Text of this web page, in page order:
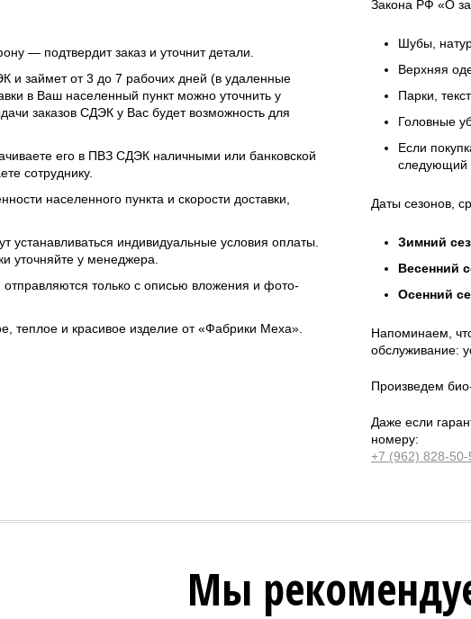
— подтвердит заказ и уточнит детали.
и займет от 3 до 7 рабочих дней (в удаленные
в Ваш населенный пункт можно уточнить у
заказов СДЭК у Вас будет возможность для
его в ПВЗ СДЭК наличными или банковской
сотруднику.
населенного пункта и скорости доставки,
устанавливаться индивидуальные условия оплаты.
уточняйте у менеджера.
только с описью вложения и фото-
теплое и красивое изделие от «Фабрики Меха».
Закона РФ «О
Шубы,
Верхняя
Парки,
Головные
Если
следующий
Даты сезонов,
Зимний
Весенний
Осенний
Напоминаем,
обслуживание:
Произведем
Даже если
номеру:
+7 (962) 828-50-
Мы